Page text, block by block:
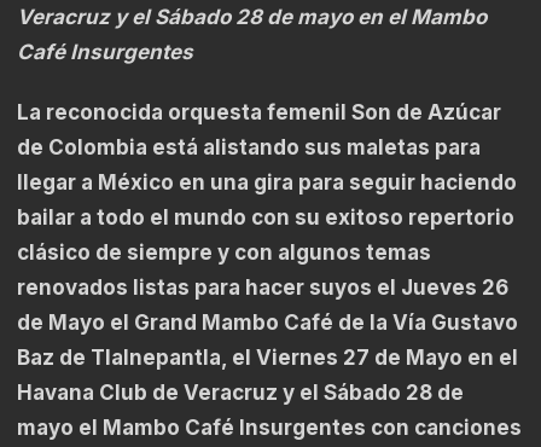
Veracruz y el Sábado 28 de mayo en el Mambo
Café Insurgentes
La reconocida orquesta femenil Son de Azúcar
de Colombia está alistando sus maletas para
llegar a México en una gira para seguir haciendo
bailar a todo el mundo con su exitoso repertorio
clásico de siempre y con algunos temas
renovados listas para hacer suyos el Jueves 26
de Mayo el Grand Mambo Café de la Vía Gustavo
Baz de Tlalnepantla, el Viernes 27 de Mayo en el
Havana Club de Veracruz y el Sábado 28 de
mayo el Mambo Café Insurgentes con canciones